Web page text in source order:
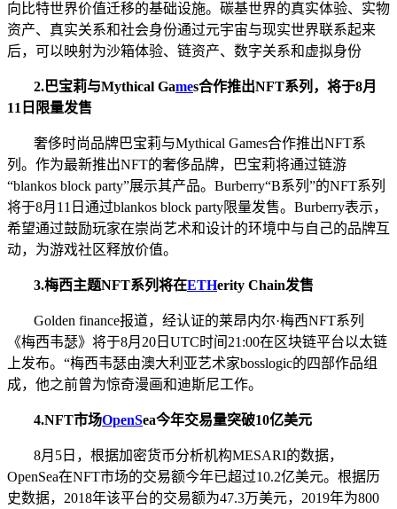
向比特世界价值迁移的基础设施。碳基世界的真实体验、实物
资产、真实关系和社会身份通过元宇宙与现实世界联系起来
后，可以映射为沙箱体验、链资产、数字关系和虚拟身份
2. 巴宝莉与Mythical Games合作推出NFT系列，将于8月
11日限量发售
奢侈时尚品牌巴宝莉与Mythical Games合作推出NFT系
列。作为最新推出NFT的奢侈品牌，巴宝莉将通过链游
“blankos block party”展示其产品。Burberry“B系列”的NFT系列
将于8月11日通过blankos block party限量发售。Burberry表示，
希望通过鼓励玩家在崇尚艺术和设计的环境中与自己的品牌互
动，为游戏社区释放价值。
3.梅西主题NFT系列将在ETHerity Chain发售
Golden finance报道，经认证的莱昂内尔·梅西NFT系列
《梅西韦瑟》将于8月20日UTC时间21:00在区块链平台以太链
上发布。“梅西韦瑟由澳大利亚艺术家bosslogic的四部作品组
成，他之前曾为惊奇漫画和迪斯尼工作。
4.NFT市场OpenSea今年交易量突破10亿美元
8月5日，根据加密货币分析机构MESARI的数据，
OpenSea在NFT市场的交易额今年已超过10.2亿美元。根据历
史数据，2018年该平台的交易额为47.3万美元，2019年为800